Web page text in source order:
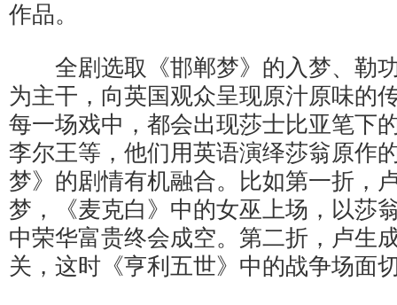
作品。
全剧选取《邯郸梦》的入梦、勒
为主干，向英国观众呈现原汁原味的
每一场戏中，都会出现莎士比亚笔下
李尔王等，他们用英语演绎莎翁原作
梦》的剧情有机融合。比如第一折，
梦，《麦克白》中的女巫上场，以莎
中荣华富贵终会成空。第二折，卢生
关，这时《亨利五世》中的战争场面